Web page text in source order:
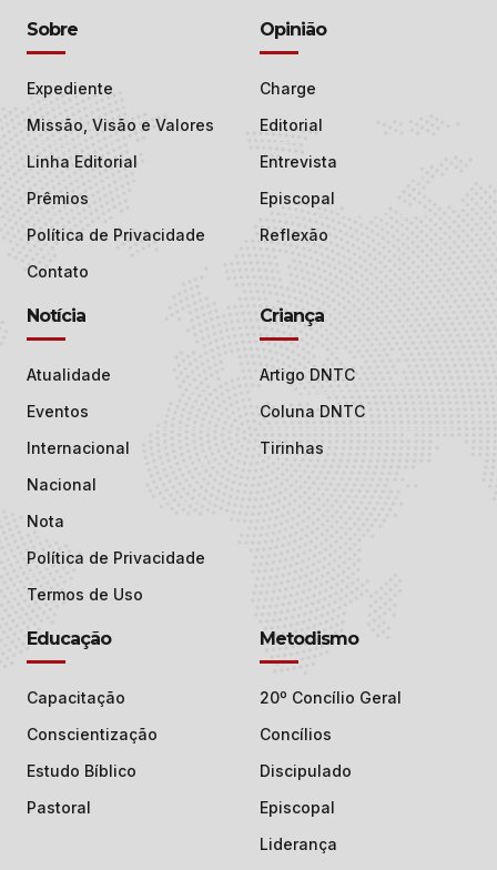
Sobre
Expediente
Missão, Visão e Valores
Linha Editorial
Prêmios
Política de Privacidade
Contato
Opinião
Charge
Editorial
Entrevista
Episcopal
Reflexão
Notícia
Atualidade
Eventos
Internacional
Nacional
Nota
Política de Privacidade
Termos de Uso
Criança
Artigo DNTC
Coluna DNTC
Tirinhas
Educação
Capacitação
Conscientização
Estudo Bíblico
Pastoral
Metodismo
20º Concílio Geral
Concílios
Discipulado
Episcopal
Liderança